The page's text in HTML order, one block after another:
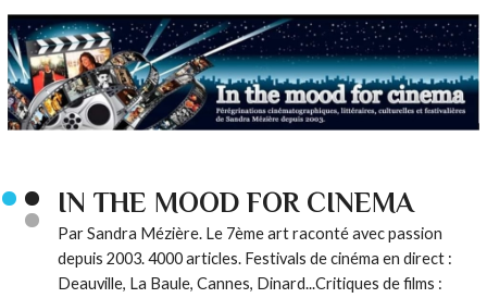
IN THE MOOD FOR CINEMA
Par Sandra Mézière. Le 7ème art raconté avec passion
depuis 2003. 4000 articles. Festivals de cinéma en direct :
Deauville, La Baule, Cannes, Dinard...Critiques de films :